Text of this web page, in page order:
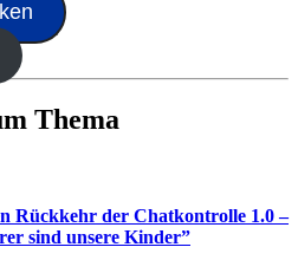
Thema
Rückkehr der Chatkontrolle 1.0 –
sind unsere Kinder”